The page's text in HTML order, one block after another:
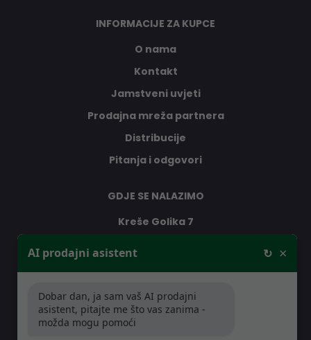
INFORMACIJE ZA KUPCE
O nama
Kontakt
Jamstveni uvjeti
Prodajna mreža partnera
Distribucije
Pitanja i odgovori
GDJE SE NALAZIMO
Kreše Golika 7
RADNO VRIJEME
Pon-Čet: 08:30 - 16:30h
AI prodajni asistent ↻ ×
Dobar dan, ja sam vaš AI prodajni
asistent, pitajte me što vas zanima -
možda mogu pomoći